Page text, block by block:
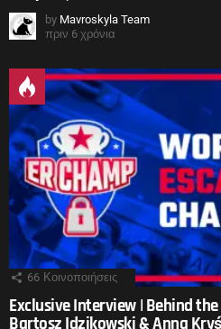
by Mavroskyla Team
πριν 6 χρόνια
66 Κοινοποιήσεις
Exclusive Interview | Behind
Bartosz Idzikowski & Anna